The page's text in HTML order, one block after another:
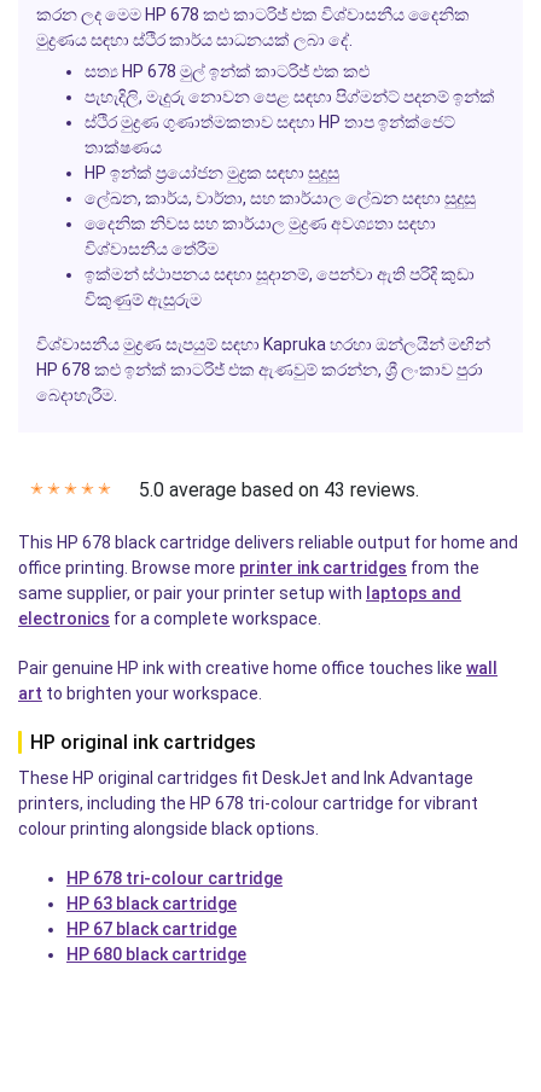
කරන ලද මෙම HP 678 කළු කාටරිජ් එක විශ්වාසනීය දෛනික
මුද්‍රණය සඳහා ස්ථිර කාර්ය සාධනයක් ලබා දේ.
සත්‍ය HP 678 මුල් ඉන්ක් කාටරිජ් එක කළු
පැහැදිලි, මැදුරු නොවන පෙළ සඳහා පිග්මන්ට් පදනම් ඉන්ක්
ස්ථිර මුද්‍රණ ගුණාත්මකතාව සඳහා HP තාප ඉන්ක්ජෙට්
තාක්ෂණය
HP ඉන්ක් ප්‍රයෝජන මුද්‍රක සඳහා සුදුසු
ලේඛන, කාර්ය, වාර්තා, සහ කාර්යාල ලේඛන සඳහා සුදුසු
දෛනික නිවස සහ කාර්යාල මුද්‍රණ අවශ්‍යතා සඳහා
විශ්වාසනීය තේරීම
ඉක්මන් ස්ථාපනය සඳහා සූදානම්, පෙන්වා ඇති පරිදි කුඩා
විකුණුම් ඇසුරුම
විශ්වාසනීය මුද්‍රණ සැපයුම් සඳහා Kapruka හරහා ඔන්ලයින් මඟින්
HP 678 කළු ඉන්ක් කාටරිජ් එක ඇණවුම් කරන්න, ශ්‍රී ලංකාව පුරා
බෙදාහැරීම.
✭ ✭ ✭ ✭ ✭ 5.0 average based on 43 reviews.
This HP 678 black cartridge delivers reliable output for home and
office printing. Browse more printer ink cartridges from the
same supplier, or pair your printer setup with laptops and
electronics for a complete workspace.
Pair genuine HP ink with creative home office touches like wall
art to brighten your workspace.
HP original ink cartridges
These HP original cartridges fit DeskJet and Ink Advantage
printers, including the HP 678 tri-colour cartridge for vibrant
colour printing alongside black options.
HP 678 tri-colour cartridge
HP 63 black cartridge
HP 67 black cartridge
HP 680 black cartridge